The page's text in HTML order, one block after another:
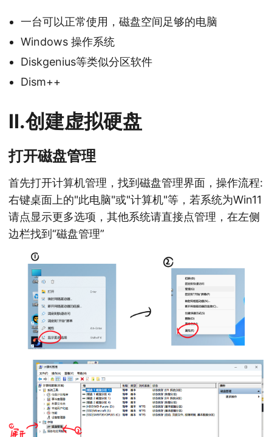
一台可以正常使用，磁盘空间足够的电脑
Windows 操作系统
Diskgenius等类似分区软件
Dism++
II.创建虚拟硬盘
打开磁盘管理
首先打开计算机管理，找到磁盘管理界面，操作流程:
右键桌面上的"此电脑"或"计算机"等，若系统为Win11
请点显示更多选项，其他系统请直接点管理，在左侧
边栏找到“磁盘管理”